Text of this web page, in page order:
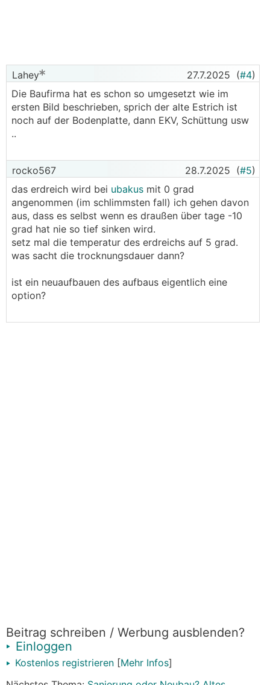
Lahey 27.7.2025 (#4)
Die Baufirma hat es schon so umgesetzt wie im
ersten Bild beschrieben, sprich der alte Estrich ist
noch auf der Bodenplatte, dann EKV, Schüttung usw
..
rocko567 28.7.2025 (#5)
das erdreich wird bei ubakus mit 0 grad
angenommen (im schlimmsten fall) ich gehen davon
aus, dass es selbst wenn es draußen über tage -10
grad hat nie so tief sinken wird.
setz mal die temperatur des erdreichs auf 5 grad.
was sacht die trocknungsdauer dann?
ist ein neuaufbauen des aufbaus eigentlich eine
option?
Beitrag schreiben / Werbung ausblenden?
Einloggen
Kostenlos registrieren [Mehr Infos]